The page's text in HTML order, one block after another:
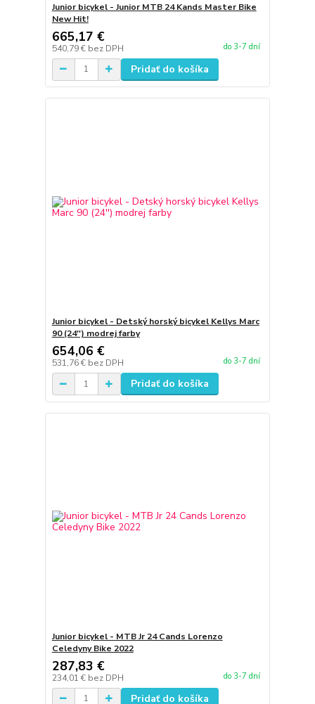
Junior bicykel - Junior MTB 24 Kands Master Bike
New Hit!
665,17 €
540,79 € bez DPH do 3-7 dní
Pridať do košíka
Junior bicykel - Detský horský bicykel Kellys Marc
90 (24'') modrej farby
654,06 €
531,76 € bez DPH do 3-7 dní
Pridať do košíka
Junior bicykel - MTB Jr 24 Cands Lorenzo
Celedyny Bike 2022
287,83 €
234,01 € bez DPH do 3-7 dní
Pridať do košíka